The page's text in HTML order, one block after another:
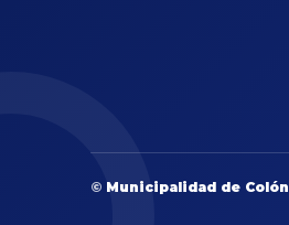
© Municipalidad de Colón